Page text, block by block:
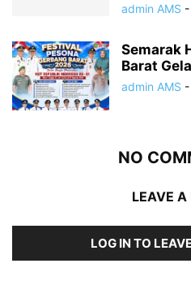
admin AMS -
Semarak
Barat
admin AMS -
NO
LEAVE A
LOG IN TO